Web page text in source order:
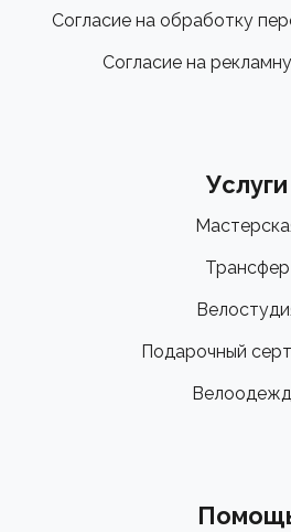
Согласие на обработку
Согласие на
Услуги
Трансфер
Подарочный